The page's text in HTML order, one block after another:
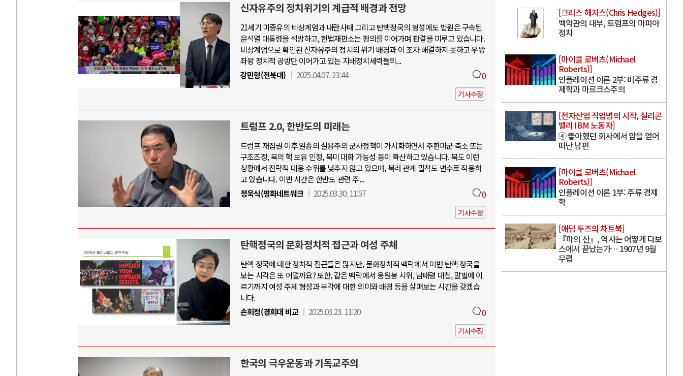
신자유주의 정치위기의 계급적 배경과 전망
21세기 미증유의 비상계엄과 내란사태 그리고 탄핵정국의 형성에도 법원은 구속된
윤석열 대통령을 석방하고, 헌법재판소는 평의를 이어가며 판결을 미루고 있습니다.
비상계엄으로 확인된 신자유주의 정치의 위기 배경과 이 조차 해결하지 못하고 우왕
좌왕 정치적 공방만 이어가고 있는 지배정치세력들의...
강민형(전북대)
2025.04.07. 23:44 0
기사수정
트럼프 2.0, 한반도의 미래는
트럼프 재집권 이후 일종의 실용주의 군사정책이 가시화하면서 주한미군 축소 또는
구조조정, 북의 핵 보유 인정, 북미 대화 가능성 등이 확산하고 있습니다. 북도 이런
상황에서 전략적 대응 수위를 낮추지 않고 있으며, 북러 관계 밀착도 변수로 작용하
고 있습니다. 이번 시간은 한반도 관련 주...
정욱식(평화네트워크
2025.03.30. 11:57 0
기사수정
탄핵정국의 문화정치적 접근과 여성 주체
탄핵 정국에 대한 정치적 접근들은 많지만, 문화정치적 맥락에서 이번 탄핵 정국을
보는 시각은 또 어떨까요? 또한, 같은 맥락에서 응원봉 시위, 남태령 대첩, 말벌에 이
르기까지 여성 주체 형성과 부각에 대한 의미와 배경 등을 살펴보는 시간을 갖겠습
니다.
손희정(경희대 비교
2025.03.23. 11:20 0
기사수정
한국의 극우운동과 기독교주의
[크리스 헤지스(Chris Hedges)]
백악관의 대부, 트럼프의 마피아
정치
[마이클 로버츠(Michael
Roberts)]
인플레이션 이론 2부: 비주류 경
제학과 마르크스주의
[전자산업 직업병의 시작, 실리콘
밸리 IBM 노동자]
④ 좋아했던 회사에서 암을 얻어
떠난 남편
[마이클 로버츠(Michael
Roberts)]
인플레이션 이론 1부: 주류 경제
학
[애덤 투즈의 차트북]
『마의 산』, 역사는 어떻게 다보
스에서 끝났는가… 1907년 9월
무렵